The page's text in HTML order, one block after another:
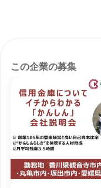
この企業の募集